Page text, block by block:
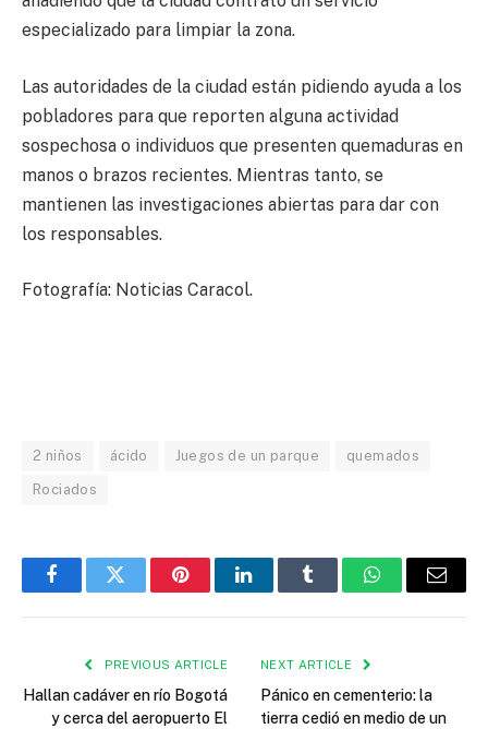
especializado para limpiar la zona.
Las autoridades de la ciudad están pidiendo ayuda a los
pobladores para que reporten alguna actividad
sospechosa o individuos que presenten quemaduras en
manos o brazos recientes. Mientras tanto, se
mantienen las investigaciones abiertas para dar con
los responsables.
Fotografía: Noticias Caracol.
2 niños ácido Juegos de un parque quemados
Rociados
FacebookTwitter PinterestLinkedInTumblr WhatsAppEmail
PREVIOUS ARTICLE
Hallan cadáver en río Bogotá
y cerca del aeropuerto El
NEXT ARTICLE
Pánico en cementerio: la
tierra cedió en medio de un